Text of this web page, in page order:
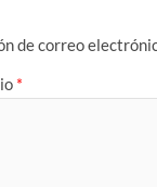
de correo
*